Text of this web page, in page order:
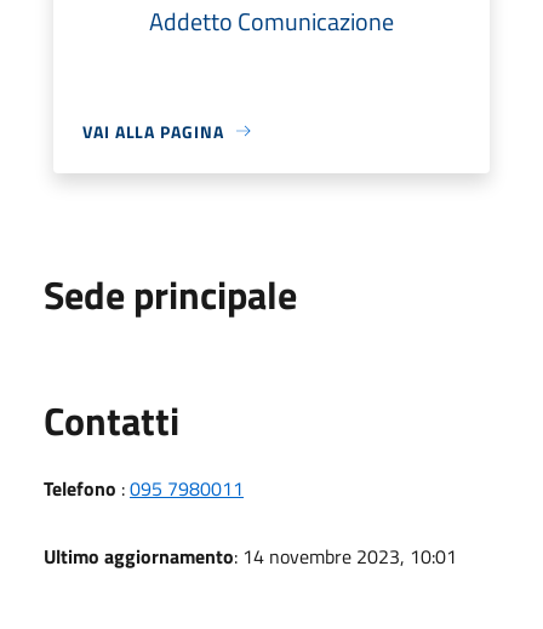
Addetto Comunicazione
VAI ALLA PAGINA
Sede principale
Contatti
Telefono :095 7980011
Ultimo aggiornamento: 14 novembre 2023, 10:01